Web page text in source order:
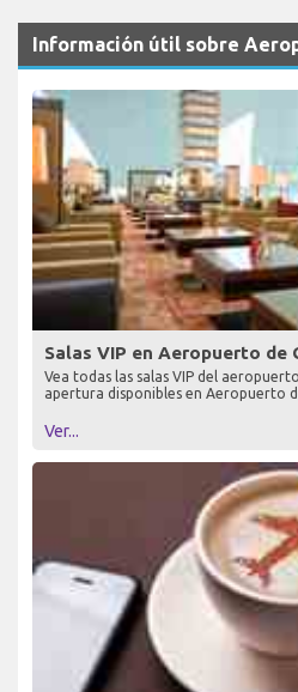
Información útil sobre
Salas VIP en Aeropuerto de
Vea todas las salas VIP del
Ver...